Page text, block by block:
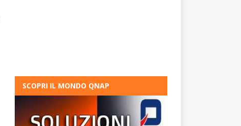
SCOPRI IL MONDO QNAP